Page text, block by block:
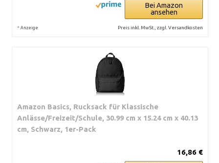
Bei Amazon
ansehen
* Anzeige Preis inkl. MwSt., zzgl. Versandkosten
Amazon Basics, Rucksack für Klassische
Anlässe/Freizeit/Schule, 30.99 cm x 15.24 cm x 40.13
cm, Schwarz, 1er-Pack
16,86 €